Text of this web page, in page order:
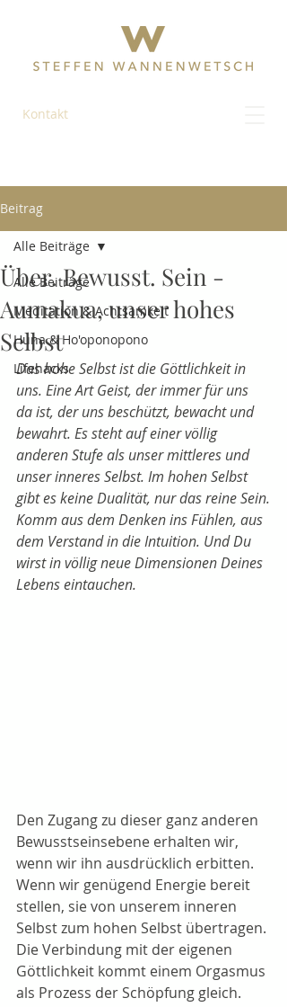
Kontakt
Beitrag
Alle Beiträge
Meditation & Achtsamkeit
Huna & Ho'oponopono
Lifehacks
Alle Beiträge
Über. Bewusst. Sein -
Aumakua, unser hohes
Selbst
Das hohe Selbst ist die Göttlichkeit in
uns. Eine Art Geist, der immer für uns
da ist, der uns beschützt, bewacht und
bewahrt. Es steht auf einer völlig
anderen Stufe als unser mittleres und
unser inneres Selbst. Im hohen Selbst
gibt es keine Dualität, nur das reine Sein.
Komm aus dem Denken ins Fühlen, aus
dem Verstand in die Intuition. Und Du
wirst in völlig neue Dimensionen Deines
Lebens eintauchen.
Den Zugang zu dieser ganz anderen
Bewusstseinsebene erhalten wir,
wenn wir ihn ausdrücklich erbitten.
Wenn wir genügend Energie bereit
stellen, sie von unserem inneren
Selbst zum hohen Selbst übertragen.
Die Verbindung mit der eigenen
Göttlichkeit kommt einem Orgasmus
als Prozess der Schöpfung gleich.